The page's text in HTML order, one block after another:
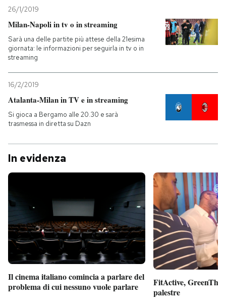
26/1/2019
Milan-Napoli in tv o in streaming
Sarà una delle partite più attese della 21esima
giornata: le informazioni per seguirla in tv o in
streaming
16/2/2019
Atalanta-Milan in TV e in streaming
Si gioca a Bergamo alle 20.30 e sarà
trasmessa in diretta su Dazn
In evidenza
Il cinema italiano comincia a parlare del
problema di cui nessuno vuole parlare
FitActive,
palestre